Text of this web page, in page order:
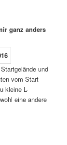
ganz anders
und
vom Start
kleine L-
eine andere